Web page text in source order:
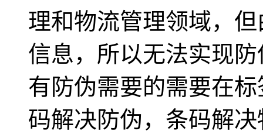
理和物流管理领域，
信息，所以无法实现
有防伪需要的需要在
码解决防伪，条码解